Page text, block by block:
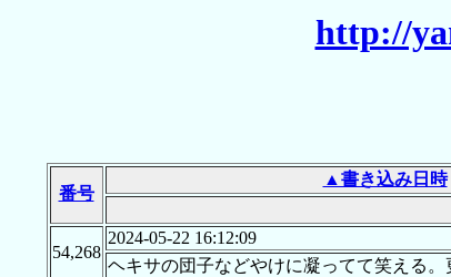
http://
番号
▲書き込み日時
54,268
2024-05-22 16:12:09
ヘキサの団子などやけに凝ってて笑える。